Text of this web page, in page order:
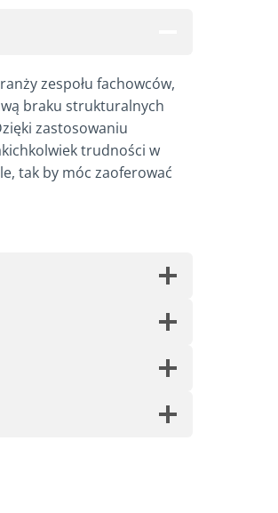
zespołu fachowców,
braku strukturalnych
zastosowaniu
trudności w
tak by móc zaoferować